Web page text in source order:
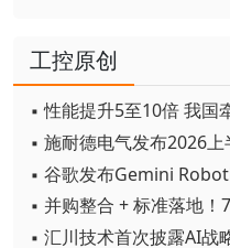
工控原创
▪ 并购整合 + 标准落地